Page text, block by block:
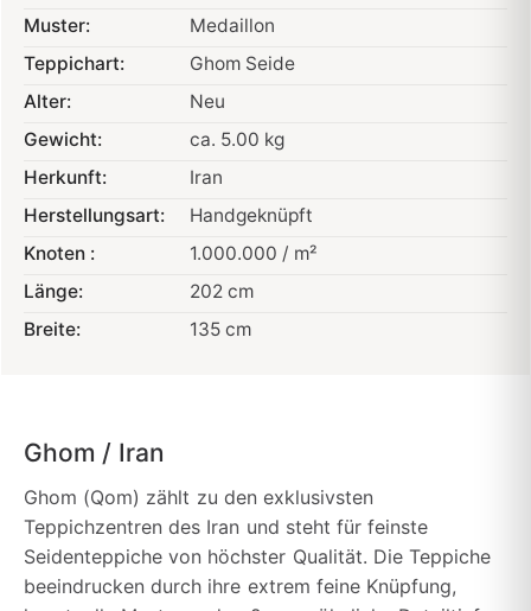
Muster:
Medaillon
Teppichart:
Ghom Seide
Alter:
Neu
Gewicht:
ca. 5.00 kg
Herkunft:
Iran
Herstellungsart:
Handgeknüpft
Knoten :
1.000.000 / m²
Länge:
202 cm
Breite:
135 cm
Ghom / Iran
Ghom (Qom) zählt zu den exklusivsten
Teppichzentren des Iran und steht für feinste
Seidenteppiche von höchster Qualität. Die Teppiche
beeindrucken durch ihre extrem feine Knüpfung,